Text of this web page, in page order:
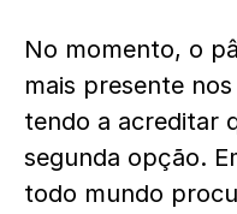
No momento, o
mais presente
tendo a acreditar
segunda opção.
todo mundo